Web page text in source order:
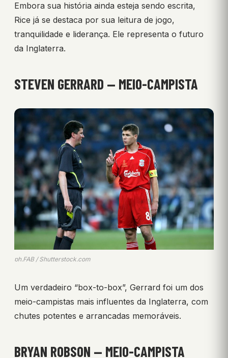
Embora sua história ainda esteja sendo escrita,
Rice já se destaca por sua leitura de jogo,
tranquilidade e liderança. Ele representa o futuro
da Inglaterra.
STEVEN GERRARD — MEIO-CAMPISTA
ph.FAB / Shutterstock.com
Um verdadeiro “box-to-box”, Gerrard foi um dos
meio-campistas mais influentes da Inglaterra, com
chutes potentes e arrancadas memoráveis.
BRYAN ROBSON — MEIO-CAMPISTA